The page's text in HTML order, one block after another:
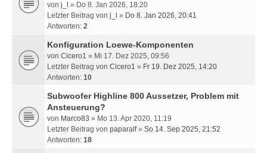
von j_l
» Do 8. Jan 2026, 18:20
Letzter Beitrag von j_l » Do 8. Jan 2026, 20:41
Antworten: 2
Konfiguration Loewe-Komponenten
von Cicero1 » Mi 17. Dez 2025, 09:56
Letzter Beitrag von Cicero1 » Fr 19. Dez 2025, 14:20
Antworten: 10
Subwoofer Highline 800 Aussetzer, Problem mit
Ansteuerung?
von Marco83 » Mo 13. Apr 2020, 11:19
Letzter Beitrag von paparalf» So 14. Sep 2025, 21:52
Antworten: 18